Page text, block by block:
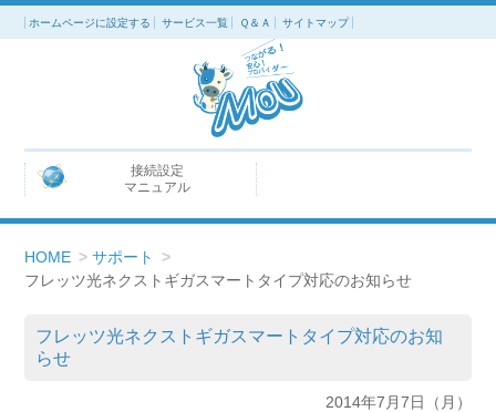
ホームページに設定する サービス一覧 Ｑ＆Ａ サイトマップ
接続設定
マニュアル
HOME >サポート
>
フレッツ光ネクストギガスマートタイプ対応のお知らせ
フレッツ光ネクストギガスマートタイプ対応のお知
らせ
2014年7月7日（月）